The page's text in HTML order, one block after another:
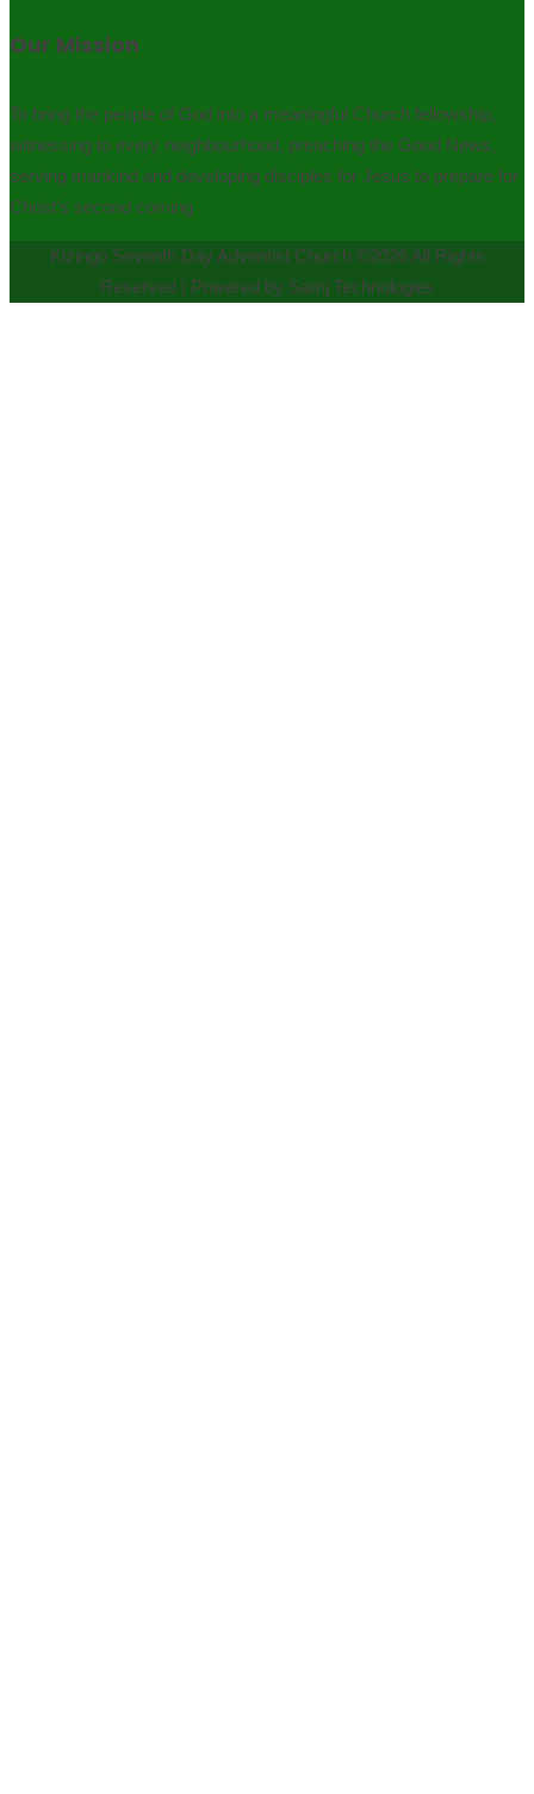
Our Mission
To bring the people of God into a meaningful Church fellowship,
witnessing to every neighbourhood, preaching the Good News,
serving mankind and developing disciples for Jesus to prepare for
Christ’s second coming
Kizingo Seventh Day Adventist Church ©2026 All Rights
Reserved | Powered by Samj Technologies